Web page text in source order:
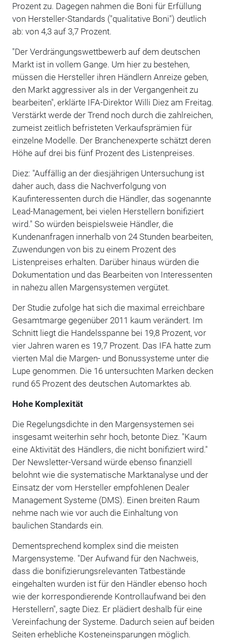
Prozent zu. Dagegen nahmen die Boni für Erfüllung
von Hersteller-Standards ("qualitative Boni") deutlich
ab: von 4,3 auf 3,7 Prozent.
"Der Verdrängungswettbewerb auf dem deutschen
Markt ist in vollem Gange. Um hier zu bestehen,
müssen die Hersteller ihren Händlern Anreize geben,
den Markt aggressiver als in der Vergangenheit zu
bearbeiten", erklärte IFA-Direktor Willi Diez am Freitag.
Verstärkt werde der Trend noch durch die zahlreichen,
zumeist zeitlich befristeten Verkaufsprämien für
einzelne Modelle. Der Branchenexperte schätzt deren
Höhe auf drei bis fünf Prozent des Listenpreises.
Diez: "Auffällig an der diesjährigen Untersuchung ist
daher auch, dass die Nachverfolgung von
Kaufinteressenten durch die Händler, das sogenannte
Lead-Management, bei vielen Herstellern bonifiziert
wird." So würden beispielsweie Händler, die
Kundenanfragen innerhalb von 24 Stunden bearbeiten,
Zuwendungen von bis zu einem Prozent des
Listenpreises erhalten. Darüber hinaus würden die
Dokumentation und das Bearbeiten von Interessenten
in nahezu allen Margensystemen vergütet.
Der Studie zufolge hat sich die maximal erreichbare
Gesamtmarge gegenüber 2011 kaum verändert. Im
Schnitt liegt die Handelsspanne bei 19,8 Prozent, vor
vier Jahren waren es 19,7 Prozent. Das IFA hatte zum
vierten Mal die Margen- und Bonussysteme unter die
Lupe genommen. Die 16 untersuchten Marken decken
rund 65 Prozent des deutschen Automarktes ab.
Hohe Komplexität
Die Regelungsdichte in den Margensystemen sei
insgesamt weiterhin sehr hoch, betonte Diez. "Kaum
eine Aktivität des Händlers, die nicht bonifiziert wird."
Der Newsletter-Versand würde ebenso finanziell
belohnt wie die systematische Marktanalyse und der
Einsatz der vom Hersteller empfohlenen Dealer
Management Systeme (DMS). Einen breiten Raum
nehme nach wie vor auch die Einhaltung von
baulichen Standards ein.
Dementsprechend komplex sind die meisten
Margensysteme. "Der Aufwand für den Nachweis,
dass die bonifizierungsrelevanten Tatbestände
eingehalten wurden ist für den Händler ebenso hoch
wie der korrespondierende Kontrollaufwand bei den
Herstellern", sagte Diez. Er plädiert deshalb für eine
Vereinfachung der Systeme. Dadurch seien auf beiden
Seiten erhebliche Kosteneinsparungen möglich.